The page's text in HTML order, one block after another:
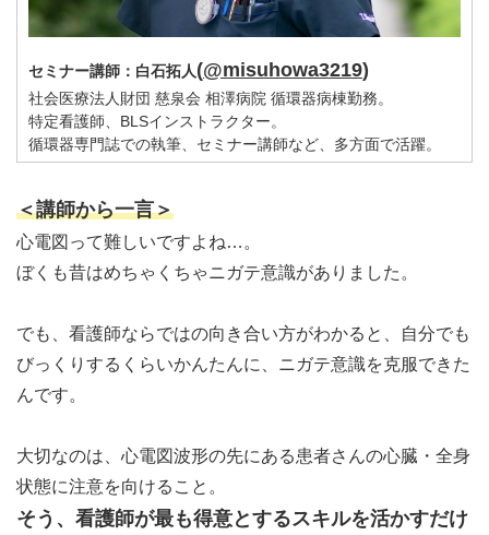
セミナー講師：白石拓人(@misuhowa3219)
社会医療法人財団 慈泉会 相澤病院 循環器病棟勤務。
特定看護師、BLSインストラクター。
循環器専門誌での執筆、セミナー講師など、多方面で活躍。
＜講師から一言＞
心電図って難しいですよね…。
ぼくも昔はめちゃくちゃニガテ意識がありました。
でも、看護師ならではの向き合い方がわかると、自分でも
びっくりするくらいかんたんに、ニガテ意識を克服できた
んです。
大切なのは、心電図波形の先にある患者さんの心臓・全身
状態に注意を向けること。
そう、看護師が最も得意とするスキルを活かすだけ